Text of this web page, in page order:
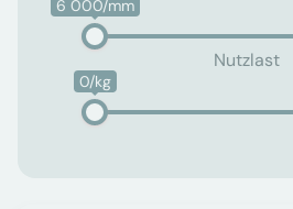
6 000/mm
Nutzlast
0/kg